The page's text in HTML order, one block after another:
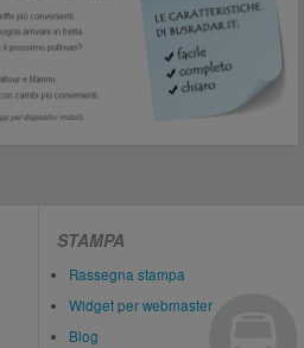
STAMPA
Rassegna stampa
Widget per webmaster
Blog